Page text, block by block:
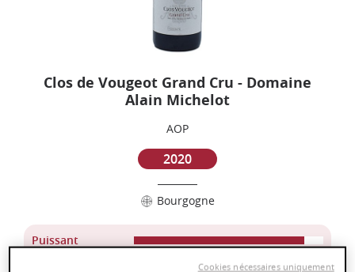
Clos de Vougeot Grand Cru - Domaine
Alain Michelot
AOP
2020
Bourgogne
Puissant
Cookies nécessaires uniquement